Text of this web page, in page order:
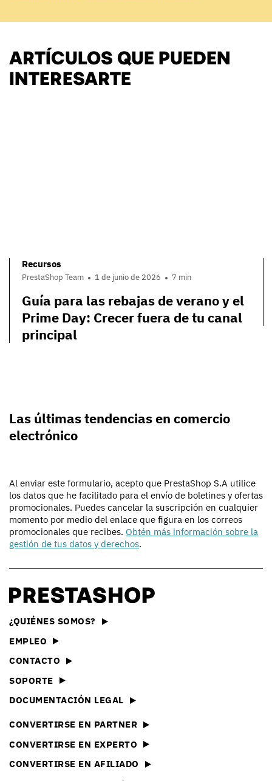
ARTÍCULOS QUE PUEDEN
INTERESARTE
Recursos
PrestaShop Team 1 de junio de 2026 7 min
Guía para las rebajas de verano y el
Prime Day: Crecer fuera de tu canal
principal
Las últimas tendencias en comercio
electrónico
Al enviar este formulario, acepto que PrestaShop S.A utilice
los datos que he facilitado para el envío de boletines y ofertas
promocionales. Puedes cancelar la suscripción en cualquier
momento por medio del enlace que figura en los correos
promocionales que recibes. Obtén más información sobre la
gestión de tus datos y derechos.
¿QUIÉNES SOMOS?
EMPLEO
CONTACTO
SOPORTE
DOCUMENTACIÓN LEGAL
CONVERTIRSE EN PARTNER
CONVERTIRSE EN EXPERTO
CONVERTIRSE EN AFILIADO